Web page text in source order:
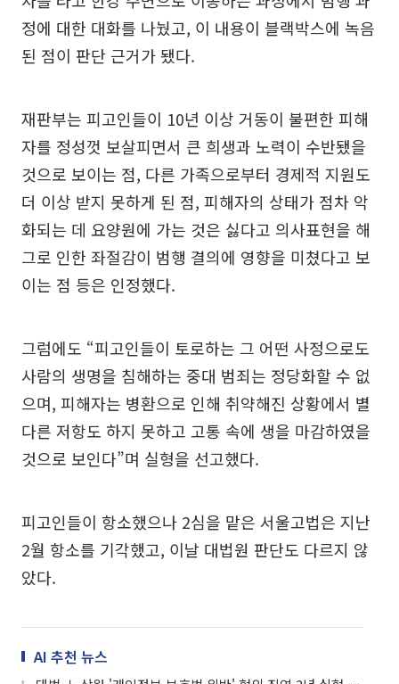
정에 대한 대화를 나눴고, 이 내용이 블랙박스에 녹음
된 점이 판단 근거가 됐다.
재판부는 피고인들이 10년 이상 거동이 불편한 피해
자를 정성껏 보살피면서 큰 희생과 노력이 수반됐을
것으로 보이는 점, 다른 가족으로부터 경제적 지원도
더 이상 받지 못하게 된 점, 피해자의 상태가 점차 악
화되는 데 요양원에 가는 것은 싫다고 의사표현을 해
그로 인한 좌절감이 범행 결의에 영향을 미쳤다고 보
이는 점 등은 인정했다.
그럼에도 “피고인들이 토로하는 그 어떤 사정으로도
사람의 생명을 침해하는 중대 범죄는 정당화할 수 없
으며, 피해자는 병환으로 인해 취약해진 상황에서 별
다른 저항도 하지 못하고 고통 속에 생을 마감하였을
것으로 보인다”며 실형을 선고했다.
피고인들이 항소했으나 2심을 맡은 서울고법은 지난
2월 항소를 기각했고, 이날 대법원 판단도 다르지 않
았다.
AI 추천 뉴스